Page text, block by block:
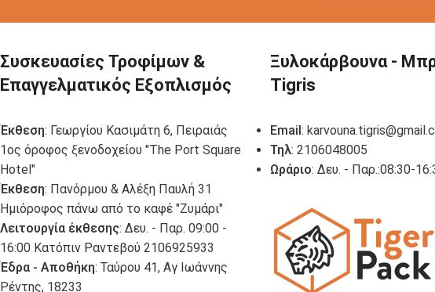
Συσκευασίες Τροφίμων &
Επαγγελματικός Εξοπλισμός
Έκθεση: Γεωργίου Κασιμάτη 6, Πειραιάς
1ος όροφος ξενοδοχείου "The Port Square
Hotel"
Έκθεση: Πανόρμου & Αλέξη Παυλή 31
Ημιόροφος πάνω από το καφέ "Ζυμάρι"
Λειτουργία έκθεσης: Δευ. - Παρ. 09:00 -
16:00 Κατόπιν Ραντεβού 2106925933
Έδρα - Αποθήκη: Ταύρου 41, Αγ Ιωάννης
Ρέντης, 18233
Ξυλοκάρβουνα -
Tigris
Email:
Τηλ: 2106048005
Ωράριο: Δευ. - Παρ.:08:30-